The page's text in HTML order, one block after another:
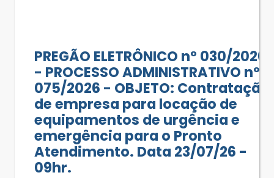
PREGÃO ELETRÔNICO n° 030/2026
- PROCESSO ADMINISTRATIVO nº
075/2026 - OBJETO: Contratação
de empresa para locação de
equipamentos de urgência e
emergência para o Pronto
Atendimento. Data 23/07/26 -
09hr.